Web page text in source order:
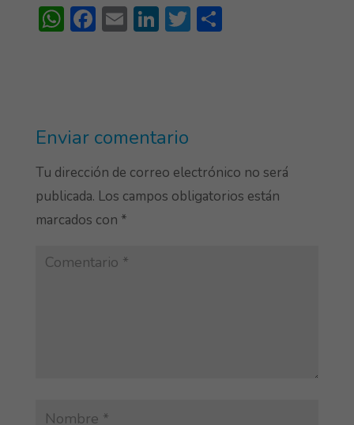
W
p
p
F
ok
E Li T S
Enviar comentario
Tu dirección de correo electrónico no será
publicada. Los campos obligatorios están
marcados con *